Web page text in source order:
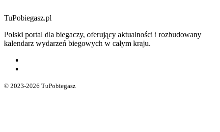
TuPobiegasz.pl
Polski portal dla biegaczy, oferujący aktualności i rozbudowany
kalendarz wydarzeń biegowych w całym kraju.
© 2023-2026 TuPobiegasz